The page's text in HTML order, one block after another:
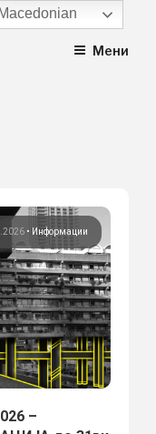
Мени
• Информации
–
Macedonian